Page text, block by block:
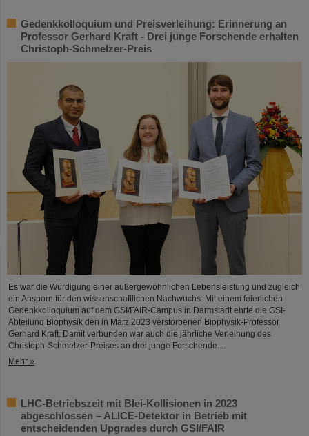
Gedenkkolloquium und Preisverleihung: Erinnerung an
Professor Gerhard Kraft - Drei junge Forschende erhalten
Christoph-Schmelzer-Preis
Es war die Würdigung einer außergewöhnlichen Lebensleistung und zugleich
ein Ansporn für den wissenschaftlichen Nachwuchs: Mit einem feierlichen
Gedenkkolloquium auf dem GSI/FAIR-Campus in Darmstadt ehrte die GSI-
Abteilung Biophysik den in März 2023 verstorbenen Biophysik-Professor
Gerhard Kraft. Damit verbunden war auch die jährliche Verleihung des
Christoph-Schmelzer-Preises an drei junge Forschende....
Mehr »
LHC-Betriebszeit mit Blei-Kollisionen in 2023
abgeschlossen – ALICE-Detektor in Betrieb mit
entscheidenden Upgrades durch GSI/FAIR